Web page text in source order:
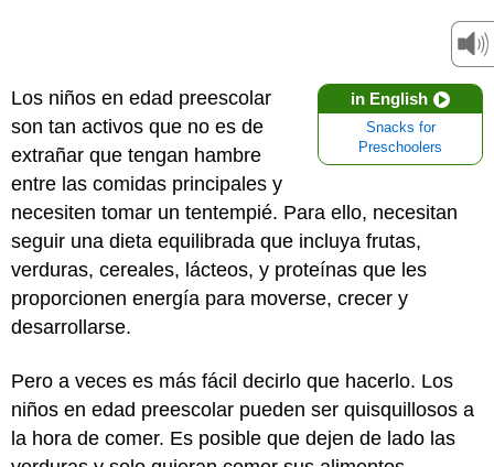
in English
Snacks for
Preschoolers
Los niños en edad preescolar
son tan activos que no es de
extrañar que tengan hambre
entre las comidas principales y
necesiten tomar un tentempié. Para ello, necesitan
seguir una dieta equilibrada que incluya frutas,
verduras, cereales, lácteos, y proteínas que les
proporcionen energía para moverse, crecer y
desarrollarse.
Pero a veces es más fácil decirlo que hacerlo. Los
niños en edad preescolar pueden ser quisquillosos a
la hora de comer. Es posible que dejen de lado las